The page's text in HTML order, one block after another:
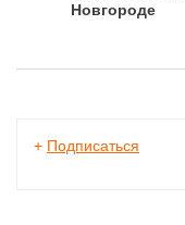
Новгороде
+ Подписаться